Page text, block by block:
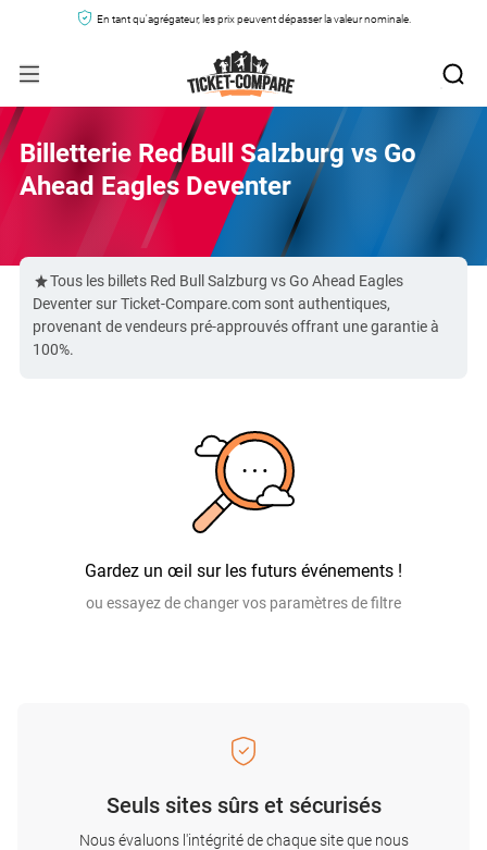
En tant qu'agrégateur, les prix peuvent dépasser la valeur nominale.
Billetterie Red Bull Salzburg vs Go
Ahead Eagles Deventer
Tous les billets Red Bull Salzburg vs Go Ahead Eagles
Deventer sur Ticket-Compare.com sont authentiques,
provenant de vendeurs pré-approuvés offrant une garantie à
100%.
Gardez un œil sur les futurs événements !
ou essayez de changer vos paramètres de filtre
Seuls sites sûrs et sécurisés
Nous évaluons l'intégrité de chaque site que nous